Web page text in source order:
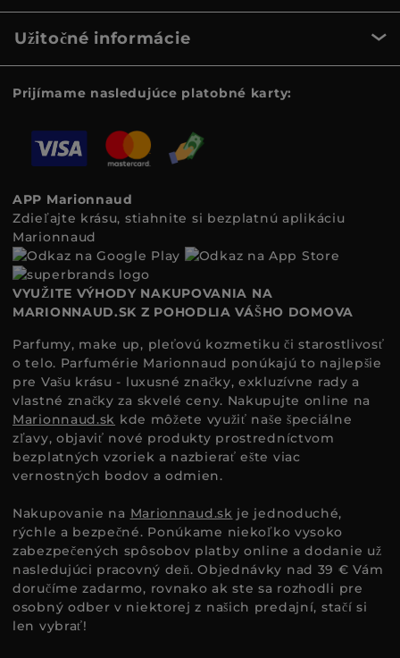
Užitočné informácie
Prijímame nasledujúce platobné karty:
APP Marionnaud
Zdieľajte krásu, stiahnite si bezplatnú aplikáciu
Marionnaud
VYUŽITE VÝHODY NAKUPOVANIA NA
MARIONNAUD.SK Z POHODLIA VÁŠHO DOMOVA
Parfumy, make up, pleťovú kozmetiku či starostlivosť
o telo. Parfumérie Marionnaud ponúkajú to najlepšie
pre Vašu krásu - luxusné značky, exkluzívne rady a
vlastné značky za skvelé ceny. Nakupujte online na
Marionnaud.sk kde môžete využiť naše špeciálne
zľavy, objaviť nové produkty prostredníctvom
bezplatných vzoriek a nazbierať ešte viac
vernostných bodov a odmien.
Nakupovanie na Marionnaud.sk je jednoduché,
rýchle a bezpečné. Ponúkame niekoľko vysoko
zabezpečených spôsobov platby online a dodanie už
nasledujúci pracovný deň. Objednávky nad 39 € Vám
doručíme zadarmo, rovnako ak ste sa rozhodli pre
osobný odber v niektorej z našich predajní, stačí si
len vybrať!